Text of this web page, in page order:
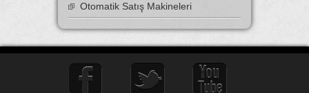
Otomatik Satış Makineleri